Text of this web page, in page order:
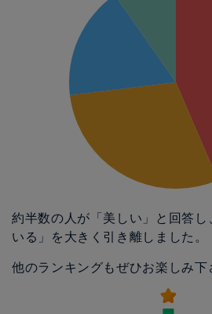
約半数の人が「美しい」と回答
いる」を大きく引き離しました。
他のランキングもぜひお楽しみ下